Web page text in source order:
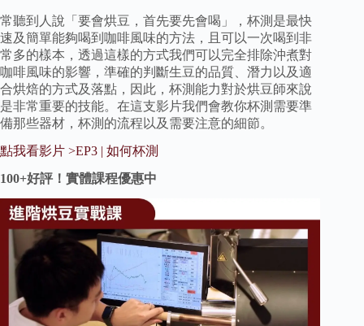
常聽到人說「要會烘豆，首先要先會喝」，杯測是最快
速及簡單能夠喝到咖啡風味的方法，且可以一次喝到非
常多的樣本，透過這樣的方式我們可以完全排除沖煮對
咖啡風味的影響，準確的判斷生豆的品質、潛力以及適
合烘焙的方式及落點，因此，杯測能力對於烘豆師來說
是非常重要的技能。在這支影片我們會教你杯測需要準
備那些器材，杯測的流程以及需要注意的細節。
點我看影片 >EP3 | 如何杯測
100+好評！實體課程優惠中